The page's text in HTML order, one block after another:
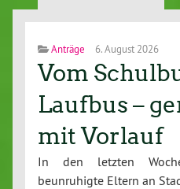
Anträge 6. August 2026
Vom
Laufbus –
mit Vorlauf
In den letzten
beunruhigte Eltern an